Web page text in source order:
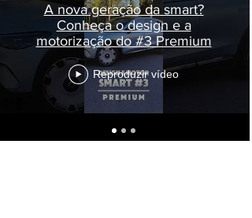
A nova geração da smart?
Conheça o design e a
motorização do #3 Premium
Reproduzir vídeo